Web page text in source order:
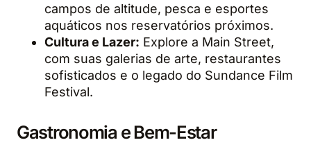
campos de altitude, pesca e esportes
aquáticos nos reservatórios próximos.
Cultura e Lazer: Explore a Main Street,
com suas galerias de arte, restaurantes
sofisticados e o legado do Sundance Film
Festival.
Gastronomia e Bem-Estar